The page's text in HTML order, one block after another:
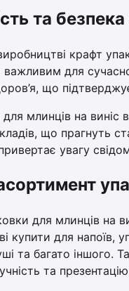
та
крафт
для
що
млинців на виніс
що прагнуть
увагу
для млинців на
купити для напоїв,
та багато іншого.
та